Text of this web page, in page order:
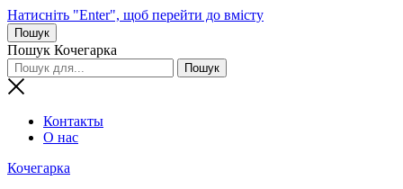
Натисніть "Enter", щоб перейти до вмісту
Пошук
Пошук Кочегарка
Контакты
О нас
Кочегарка